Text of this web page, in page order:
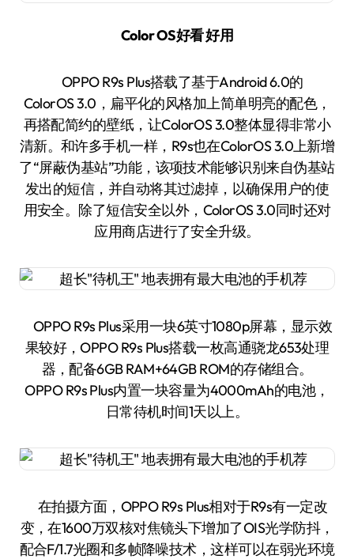
Color OS好看 好用
OPPO R9s Plus搭载了基于Android 6.0的
ColorOS 3.0，扁平化的风格加上简单明亮的配色，
再搭配简约的壁纸，让ColorOS 3.0整体显得非常小
清新。和许多手机一样，R9s也在ColorOS 3.0上新增
了“屏蔽伪基站”功能，该项技术能够识别来自伪基站
发出的短信，并自动将其过滤掉，以确保用户的使
用安全。除了短信安全以外，ColorOS 3.0同时还对
应用商店进行了安全升级。
OPPO R9s Plus采用一块6英寸1080p屏幕，显示效
果较好，OPPO R9s Plus搭载一枚高通骁龙653处理
器，配备6GB RAM+64GB ROM的存储组合。
OPPO R9s Plus内置一块容量为4000mAh的电池，
日常待机时间1天以上。
在拍摄方面，OPPO R9s Plus相对于R9s有一定改
变，在1600万双核对焦镜头下增加了OIS光学防抖，
配合F/1.7光圈和多帧降噪技术，这样可以在弱光环境